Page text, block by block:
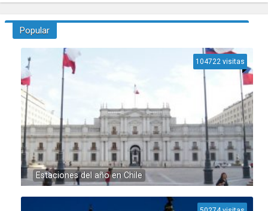
Popular
Estaciones del año en Chile
104722 visitas